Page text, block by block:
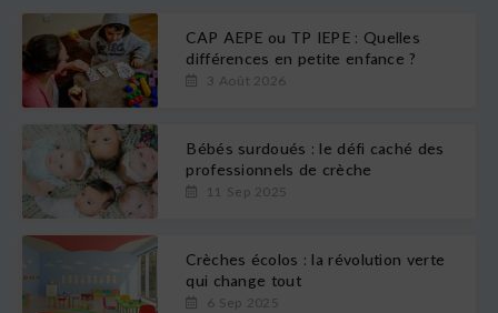
CAP AEPE ou TP IEPE : Quelles
différences en petite enfance ?
3 Août 2026
Bébés surdoués : le défi caché des
professionnels de crèche
11 Sep 2025
Crèches écolos : la révolution verte
qui change tout
6 Sep 2025